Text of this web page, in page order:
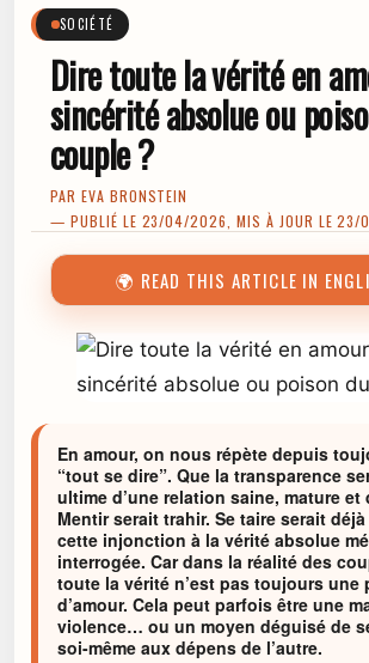
SOCIÉTÉ
Dire toute la vérité en
sincérité absolue ou
couple ?
PAR EVA BRONSTEIN
— PUBLIÉ LE 23/04/2026, MIS À JOUR LE
🌍 READ THIS ARTICLE IN
En amour, on nous répète depuis
“tout se dire”. Que la transparence
ultime d’une relation saine, mature et
Mentir serait trahir. Se taire serait
cette injonction à la vérité absolue
interrogée. Car dans la réalité des
toute la vérité n’est pas toujours une
d’amour. Cela peut parfois être une
violence… ou un moyen déguisé de
soi-même aux dépens de l’autre.